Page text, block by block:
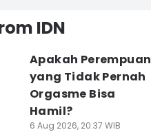
IDN
Apakah Perempuan
yang Tidak Pernah
Orgasme Bisa
Hamil?
6 Aug 2026, 20:37 WIB